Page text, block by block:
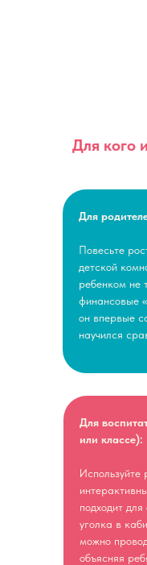
Для кого
Для
или классе):
Используйте
подходит
уголка в
можно
объясняя
Для
Повесьте
детской
ребенком не
финансовые
он впервые
научился